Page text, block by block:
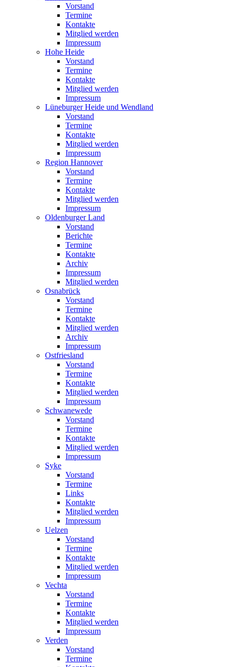
Vorstand
Termine
Kontakte
Mitglied werden
Impressum
Hohe Heide
Vorstand
Termine
Kontakte
Mitglied werden
Impressum
Lüneburger Heide und Wendland
Vorstand
Termine
Kontakte
Mitglied werden
Impressum
Region Hannover
Vorstand
Termine
Kontakte
Mitglied werden
Impressum
Oldenburger Land
Vorstand
Berichte
Termine
Kontakte
Archiv
Impressum
Mitglied werden
Osnabrück
Vorstand
Termine
Kontakte
Mitglied werden
Archiv
Impressum
Ostfriesland
Vorstand
Termine
Kontakte
Mitglied werden
Impressum
Schwanewede
Vorstand
Termine
Kontakte
Mitglied werden
Impressum
Syke
Vorstand
Termine
Links
Kontakte
Mitglied werden
Impressum
Uelzen
Vorstand
Termine
Kontakte
Mitglied werden
Impressum
Vechta
Vorstand
Termine
Kontakte
Mitglied werden
Impressum
Verden
Vorstand
Termine